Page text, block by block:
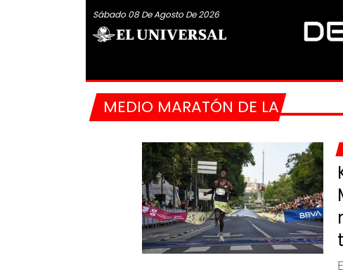
Sábado 08 De Agosto De 2026
MEDIO MARATÓN DE LA CIUDAD